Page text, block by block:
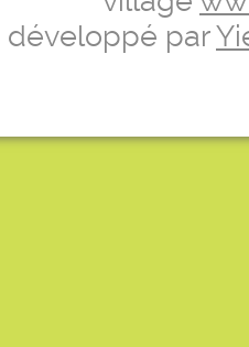
développé par